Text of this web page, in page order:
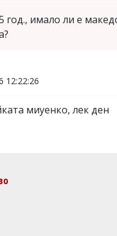
год., имало ли е
12:22:26
миуенко, лек ден